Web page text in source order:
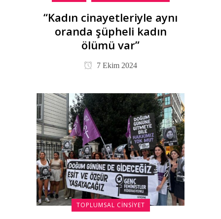
“Kadın cinayetleriyle aynı
oranda şüpheli kadın
ölümü var”
7 Ekim 2024
TOPLUMSAL CINSIYET